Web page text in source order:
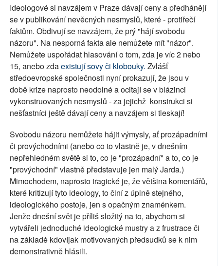
Ideologové si navzájem v Praze dávají ceny a předhánějí
se v publikování nevěcných nesmyslů, které - protiřečí
faktům. Obdivují se navzájem, že prý "hájí svobodu
názoru". Na nesporná fakta ale nemůžete mít "názor".
Nemůžete uspořádat hlasování o tom, zda je víc 2 nebo
15, anebo zdaexistují sovy či klobouky. Zvlášť
středoevropské společnosti nyní prokazují, že jsou v
době krize naprosto neodolné a ocitají se v blázinci
vykonstruovaných nesmyslů - za jejichž konstrukci si
nešťastníci ještě dávají ceny a navzájem si tleskají!
Svobodu názoru nemůžete hájit výmysly, ať prozápadními
či provýchodními (anebo co to vlastně je, v dnešním
nepřehledném světě si to, co je "prozápadní" a to, co je
"provýchodní" vlastně představuje jen malý Jarda.)
Mimochodem, naprosto tragické je, že většina komentářů,
které kritizují tyto ideology, to činí z úplně stejného,
ideologického postoje, jen s opačným znaménkem.
Jenže dnešní svět je příliš složitý na to, abychom si
vytvářeli jednoduché ideologické mustry a z frustrace či
na základě kdovíjak motivovaných předsudků se k nim
demonstrativně hlásili.